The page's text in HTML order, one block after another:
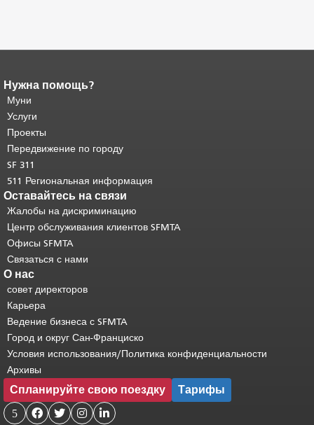
Конец содержимого
страницы.
страницы повторяется на каждой
странице.
основного содержимого .
Нужна помощь?
Муни
Услуги
Проекты
Передвижение по городу
SF 311
511 Региональная информация
Оставайтесь на связи
Жалобы на дискриминацию
Центр обслуживания клиентов SFMTA
Офисы SFMTA
Связаться с нами
О нас
совет директоров
Карьера
Ведение бизнеса с SFMTA
Город и округ Сан-Франциско
Условия использования/Политика конфиденциальности
Архивы
Спланируйте свою поездку Тарифы
5    